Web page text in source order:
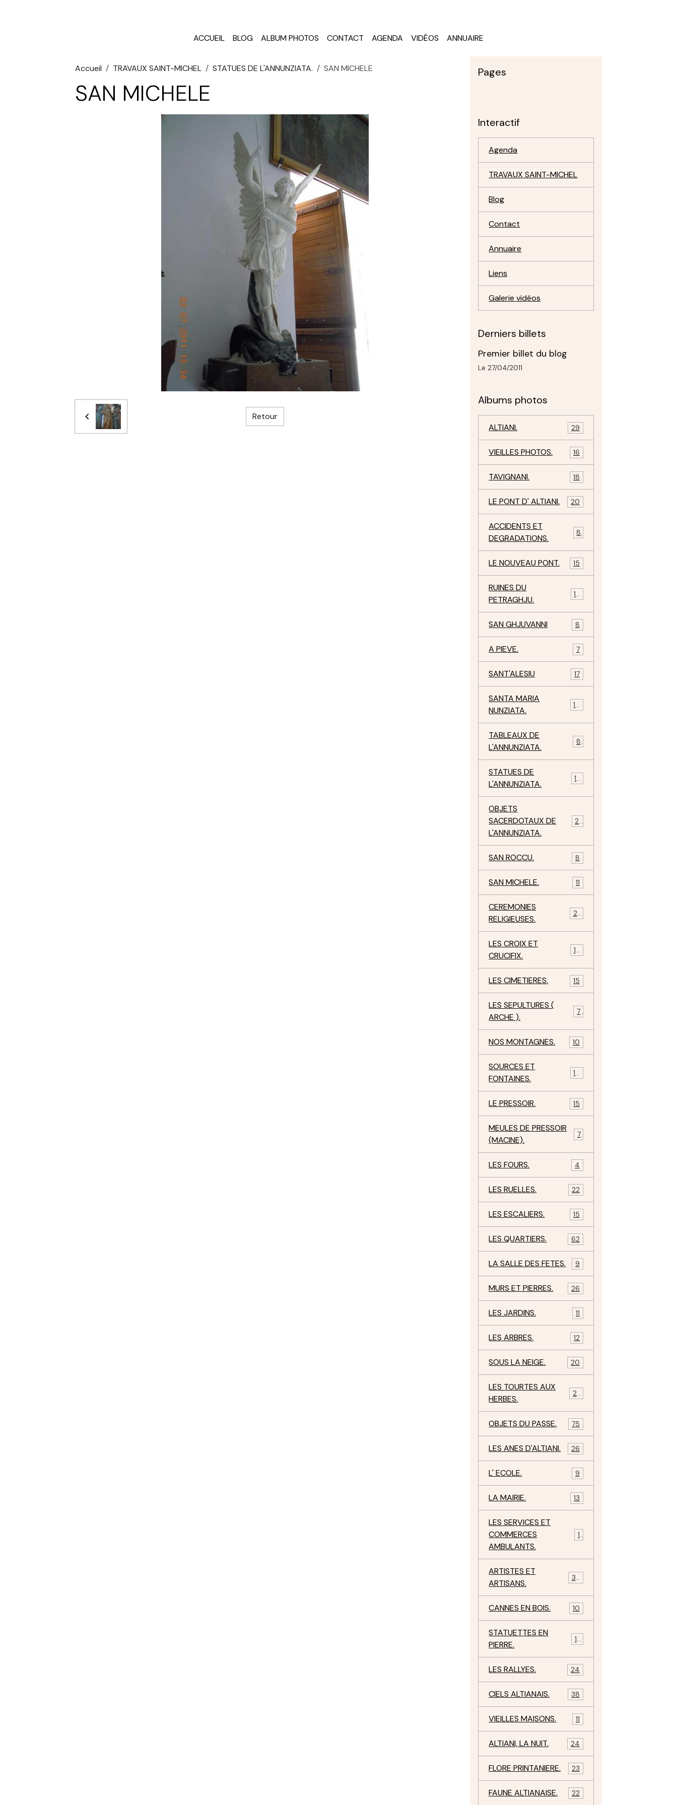
ACCUEIL BLOG ALBUM PHOTOS CONTACT AGENDA VIDÉOS ANNUAIRE
Accueil TRAVAUX SAINT-MICHEL STATUES DE L'ANNUNZIATA. SAN MICHELE
SAN MICHELE
Retour
Pages
Interactif
Agenda
TRAVAUX SAINT-MICHEL
Blog
Contact
Annuaire
Liens
Galerie vidéos
Derniers billets
Premier billet du blog
Le 27/04/2011
Albums photos
ALTIANI. 29
VIEILLES PHOTOS. 16
TAVIGNANI. 18
LE PONT D' ALTIANI. 20
ACCIDENTS ET
DEGRADATIONS.
8
LE NOUVEAU PONT. 15
RUINES DU
PETRAGHJU.
12
SAN GHJUVANNI 8
A PIEVE. 7
SANT'ALESIU 17
SANTA MARIA
NUNZIATA.
10
TABLEAUX DE
L'ANNUNZIATA.
8
STATUES DE
L'ANNUNZIATA.
15
OBJETS
SACERDOTAUX DE
L'ANNUNZIATA.
24
SAN ROCCU. 8
SAN MICHELE. 11
CEREMONIES
RELIGIEUSES.
23
LES CROIX ET
CRUCIFIX.
18
LES CIMETIERES. 15
LES SEPULTURES (
ARCHE ).
7
NOS MONTAGNES. 10
SOURCES ET
FONTAINES.
10
LE PRESSOIR. 15
MEULES DE PRESSOIR
(MACINE).
7
LES FOURS. 4
LES RUELLES. 22
LES ESCALIERS. 15
LES QUARTIERS. 62
LA SALLE DES FETES. 9
MURS ET PIERRES. 26
LES JARDINS. 11
LES ARBRES. 12
SOUS LA NEIGE. 20
LES TOURTES AUX
HERBES.
29
OBJETS DU PASSE. 75
LES ANES D'ALTIANI. 26
L' ECOLE. 9
LA MAIRIE. 13
LES SERVICES ET
COMMERCES
AMBULANTS.
11
ARTISTES ET
ARTISANS.
34
CANNES EN BOIS. 10
STATUETTES EN
PIERRE.
17
LES RALLYES. 24
CIELS ALTIANAIS. 38
VIEILLES MAISONS. 11
ALTIANI, LA NUIT. 24
FLORE PRINTANIERE. 23
FAUNE ALTIANAISE. 22